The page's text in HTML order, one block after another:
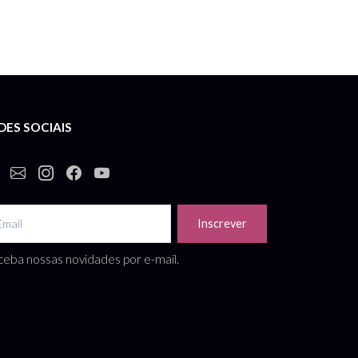
SOCIAIS
Inscrever
nossas novidades por e-mail.